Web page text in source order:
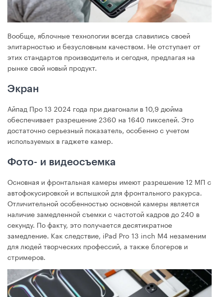
Вообще, яблочные технологии всегда славились своей
элитарностью и безусловным качеством. Не отступает от
этих стандартов производитель и сегодня, предлагая на
рынке свой новый продукт.
Экран
Айпад Про 13 2024 года при диагонали в 10,9 дюйма
обеспечивает разрешение 2360 на 1640 пикселей. Это
достаточно серьезный показатель, особенно с учетом
используемых в гаджете камер.
Фото- и видеосъемка
Основная и фронтальная камеры имеют разрешение 12 МП с
автофокусировкой и вспышкой для фронтального ракурса.
Отличительной особенностью основной камеры является
наличие замедленной съемки с частотой кадров до 240 в
секунду. По факту, это получается десятикратное
замедление. Как следствие, iPad Pro 13 inch М4 незаменим
для людей творческих профессий, а также блогеров и
стримеров.